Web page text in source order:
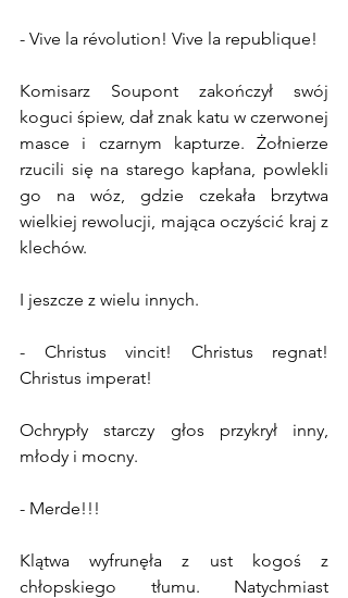
- Vive la révolution! Vive la republique!
Komisarz Soupont zakończył swój
koguci śpiew, dał znak katu w czerwonej
masce i czarnym kapturze. Żołnierze
rzucili się na starego kapłana, powlekli
go na wóz, gdzie czekała brzytwa
wielkiej rewolucji, mająca oczyścić kraj z
klechów.
I jeszcze z wielu innych.
- Christus vincit! Christus regnat!
Christus imperat!
Ochrypły starczy głos przykrył inny,
młody i mocny.
- Merde!!!
Klątwa wyfrunęła z ust kogoś z
chłopskiego tłumu. Natychmiast